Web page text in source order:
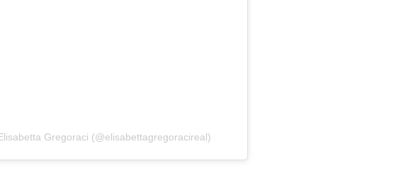
Gregoraci (@elisabettagregoracireal)